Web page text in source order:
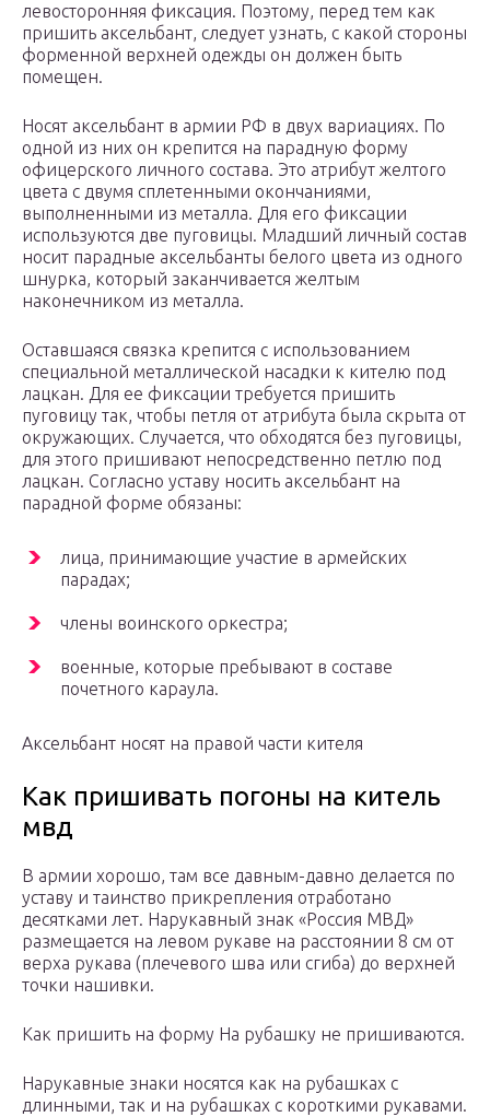
левосторонняя фиксация. Поэтому, перед тем как
пришить аксельбант, следует узнать, с какой стороны
форменной верхней одежды он должен быть
помещен.
Носят аксельбант в армии РФ в двух вариациях. По
одной из них он крепится на парадную форму
офицерского личного состава. Это атрибут желтого
цвета с двумя сплетенными окончаниями,
выполненными из металла. Для его фиксации
используются две пуговицы. Младший личный состав
носит парадные аксельбанты белого цвета из одного
шнурка, который заканчивается желтым
наконечником из металла.
Оставшаяся связка крепится с использованием
специальной металлической насадки к кителю под
лацкан. Для ее фиксации требуется пришить
пуговицу так, чтобы петля от атрибута была скрыта от
окружающих. Случается, что обходятся без пуговицы,
для этого пришивают непосредственно петлю под
лацкан. Согласно уставу носить аксельбант на
парадной форме обязаны:
лица, принимающие участие в армейских
парадах;
члены воинского оркестра;
военные, которые пребывают в составе
почетного караула.
Аксельбант носят на правой части кителя
Как пришивать погоны на китель
мвд
В армии хорошо, там все давным-давно делается по
уставу и таинство прикрепления отработано
десятками лет. Нарукавный знак «Россия МВД»
размещается на левом рукаве на расстоянии 8 см от
верха рукава (плечевого шва или сгиба) до верхней
точки нашивки.
Как пришить на форму На рубашку не пришиваются.
Нарукавные знаки носятся как на рубашках с
длинными, так и на рубашках с короткими рукавами.